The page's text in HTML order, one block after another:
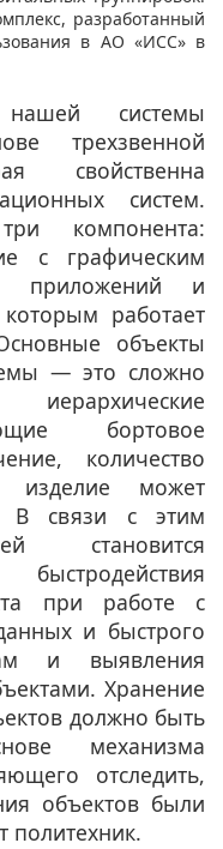
разработанный
в АО «ИСС» в
системы
трехзвенной
свойственна
систем.
компонента:
с графическим
приложений и
работает
объекты
— это сложно
иерархические
бортовое
количество
изделие может
В связи с этим
становится
при работе с
и быстрого
и выявления
Хранение
должно быть
механизма
отследить,
объектов были